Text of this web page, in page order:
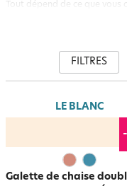
Tout dépend de ce que vous
touche de couleur dans la
Et surtout, elle offre une
modernes, on opte pour la
ambiance chic à table. Quelle
FILTRES
LE BLANC
Galette de chaise